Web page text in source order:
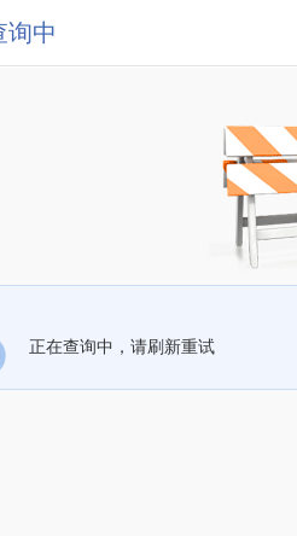
询中
正在查询中，请刷新重试